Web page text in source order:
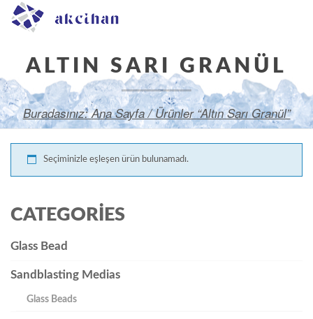
ALTIN SARI GRANÜL
Buradasınız:Ana Sayfa/ Ürünler “Altın Sarı Granül”
olarak etiketlendi
Seçiminizle eşleşen ürün bulunamadı.
CATEGORIES
Glass Bead
Sandblasting Medias
Glass Beads